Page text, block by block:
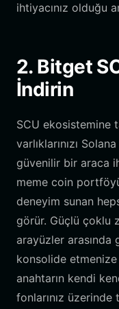
ihtiyacınız olduğu
2. Bitget
İndirin
SCU ekosistemine
varlıklarınızı
güvenilir bir araca
meme coin
deneyim sunan
görür. Güçlü çoklu
arayüzler arasında
konsolide
anahtarın kendi
fonlarınız üzerinde